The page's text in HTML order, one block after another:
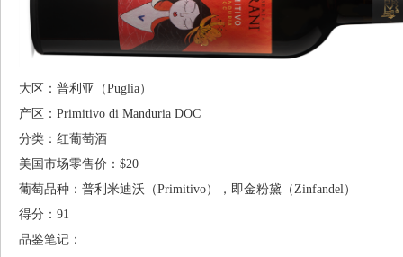
大区：普利亚（Puglia）
产区：Primitivo di Manduria DOC
分类：红葡萄酒
美国市场零售价：$20
葡萄品种：普利米迪沃（Primitivo），即金粉黛（Zinfandel）
得分：91
品鉴笔记：